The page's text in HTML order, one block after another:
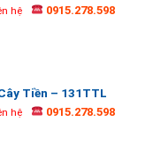
hệ 0915.278.598
Tiền – 131TTL
hệ 0915.278.598